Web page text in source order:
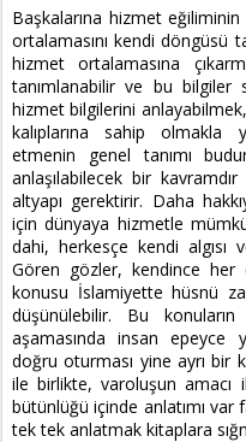
Başkalarına hizmet
ortalamasını kendi döngüsü
hizmet ortalamasına
tanımlanabilir ve bu bilgiler
hizmet bilgilerini
kalıplarına sahip olmakla
etmenin genel tanımı
anlaşılabilecek bir
altyapı gerektirir. Daha
için dünyaya hizmetle
dahi, herkesçe kendi algısı
Gören gözler, kendince her
konusu İslamiyette hüsnü
düşünülebilir. Bu konuların
aşamasında insan epeyce
doğru oturması yine ayrı bir
ile birlikte, varoluşun amacı
bütünlüğü içinde anlatımı
tek tek anlatmak kitaplara